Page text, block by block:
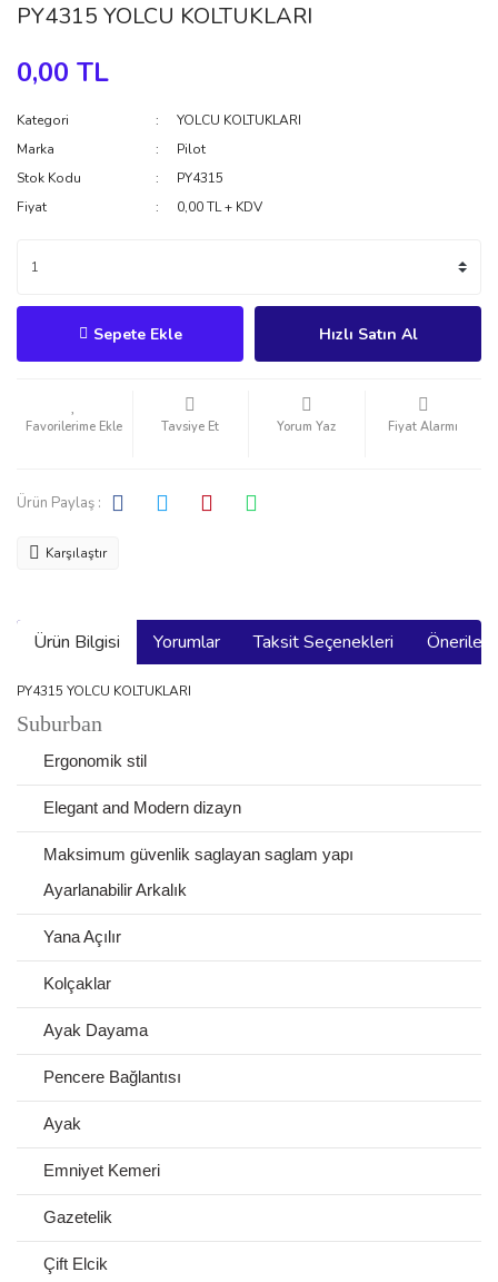
PY4315 YOLCU KOLTUKLARI
0,00 TL
Kategori
YOLCU KOLTUKLARI
Marka
Pilot
Stok Kodu
PY4315
Fiyat
0,00 TL + KDV
Sepete Ekle Hızlı Satın Al
Tavsiye Et Yorum Yaz Fiyat Alarmı
Ürün Paylaş :
Karşılaştır
Ürün Bilgisi Yorumlar Taksit Seçenekleri
PY4315 YOLCU KOLTUKLARI
Suburban
Ergonomik stil
Elegant and Modern dizayn
Maksimum güvenlik saglayan saglam yapı
Ayarlanabilir Arkalık
Yana Açılır
Kolçaklar
Ayak Dayama
Pencere Bağlantısı
Ayak
Emniyet Kemeri
Gazetelik
Çift Elcik